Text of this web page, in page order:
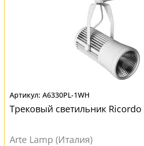
A6330PL-1WH
Трековый светильник Ricordo
Arte Lamp (Италия)